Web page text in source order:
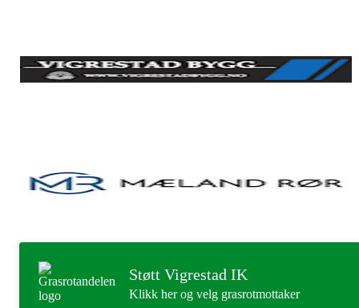
Støtt Vigrestad IK
Klikk her og velg grasrotmottaker